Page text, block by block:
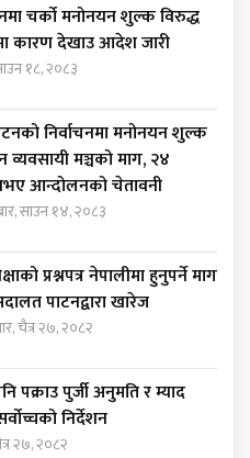
चर्को मनोनयन शुल्क विरुद्ध
कारण देखाउ आदेश जारी
१८, २०८३
निर्वाचनमा मनोनयन शुल्क
व्यवसायी मञ्चको माग, २४
आन्दोलनको चेतावनी
साउन १४, २०८३
प्रश्नपत्र नेपालीमा हुनुपर्ने माग
पाटनद्वारा खारेज
चैत्र २७, २०८२
पक्राउ पुर्जी अनुमति र म्याद
निर्देशन
२७, २०८२